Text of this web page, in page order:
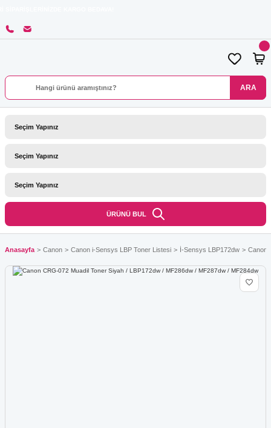
ARA
ÜRÜNÜ BUL
Anasayfa Canon Canon i-Sensys LBP Toner Listesi İ-Sensys LBP172dw Canon